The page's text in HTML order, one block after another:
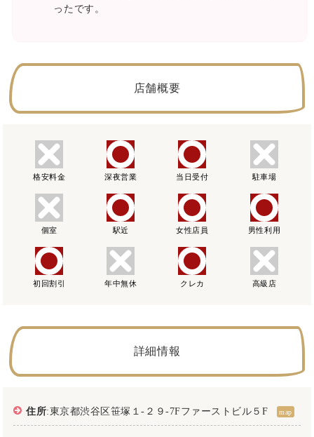
ったです。
店舗概要
格安料金 深夜営業 当日受付 駐車場
個室 駅近 女性店員 男性利用
初回割引 年中無休 クレカ 高級店
詳細情報
住所:東京都渋谷区笹塚１‐２９‐7Fファーストビル５F map